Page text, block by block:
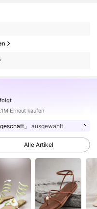
Erneut kaufen
」 ausgewählt
Alle Artikel